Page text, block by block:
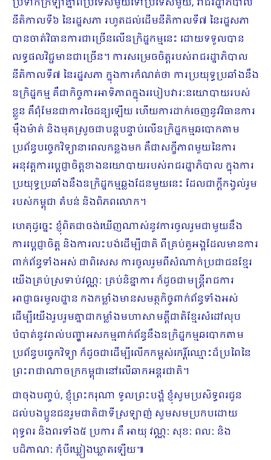
នីតិកាលទី៦ នៃរដ្ឋសភា រហូតដល់ដើមនីតិកាលទី៧ នៃរដ្ឋសភា
បានចាត់វិធានការជាច្រើនលើឧក្រិដ្ឋកម្មនេះ ដោយទទួលបាន
លទ្ធផលវិជ្ជមានជាច្រើន។ ការសម្រេចចិត្តរបស់រាជរដ្ឋាភិបាល
នីតិកាលទី៧ នៃរដ្ឋសភា ក្នុងការកំណត់ថា ការប្រយុទ្ធប្រឆាំងនឹង
ឧក្រិដ្ឋកម្ម គឺជាកិច្ចការអាទិភាពក្នុងរបៀបវារៈនយោបាយរបស់
ខ្លួន គឺពុំមែនជាការចៃដន្យឡើយ ហើយការដាក់ចេញនូវវិធានការ
ម៉ឺងម៉ាត់ និងមុតស្រួចជាបន្តបន្ទាប់លើឧក្រិដ្ឋកម្មឆបោកតាម
ប្រព័ន្ធបច្ចេកវិទ្យានាពេលកន្លងមក គឺជាសក្ខីភាពមួយនៃការ
អនុវត្តការប្តេជ្ញាចិត្តខាងនយោបាយរបស់រាជរដ្ឋាភិបាល ក្នុងការ
ប្រយុទ្ធប្រឆាំងនឹងឧក្រិដ្ឋកម្មឆ្លងដែនមួយនេះ ដែលជាក្តីកង្វល់រួម
របស់កម្ពុជា តំបន់ និងពិភពលោក។
ហេតុដូច្នេះ ខ្ញុំពិតជាចង់ឃើញណាស់នូវការចូលរួមជាមួយនឹង
ការប្តេជ្ញាចិត្ត និងការលះបង់ដើម្បីជាតិ ពីគ្រប់តួអង្គដែលមានការ
ពាក់ព័ន្ធទាំងអស់ ជាពិសេស ការចូលរួមពីសំណាក់ប្រជាជនខ្មែរ
យើងគ្រប់ស្រទាប់វណ្ណៈ គ្រប់និន្នាការ ក៏ដូចជាមន្ត្រីរាជការ
អាជ្ញាធរមូលដ្ឋាន កងកម្លាំងមានសមត្ថកិច្ចពាក់ព័ន្ធទាំងអស់
ដើម្បីយើងរួបរួមគ្នាជាកម្លាំងមហាសាមគ្គីជាតិខ្មែរសំដៅលុប
បំបាត់នូវរាល់បញ្ហាអសកម្មពាក់ព័ន្ធនឹងឧក្រិដ្ឋកម្មឆបោកតាម
ប្រព័ន្ធបច្ចេកវិទ្យា ក៏ដូចជាដើម្បីលើកកម្ពស់កេរ្តិ៍ឈ្មោះដ៏ប្រពៃនៃ
ព្រះរាជាណាចក្រកម្ពុជានៅលើឆាកអន្តរជាតិ។
ជាចុងបញ្ចប់, ខ្ញុំព្រះករុណា ទូលព្រះបង្គំ ខ្ញុំសូមប្រសិទ្ធពរជូន
ដល់បងប្អូនជនរួមជាតិជាទីស្រឡាញ់ សូមសមប្រកបដោយ
ពុទ្ធពរ និងពរទាំង៥ ប្រការ គឺ អាយុ វណ្ណៈ សុខៈ ពលៈ និង
បដិភាណៈ កុំបីឃ្លៀងឃ្លាតឡើយ៕